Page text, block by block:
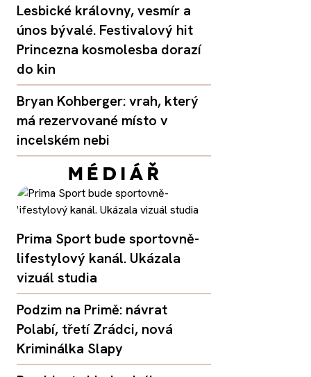
Lesbické královny, vesmír a
únos bývalé. Festivalový hit
Princezna kosmolesba dorazí
do kin
Bryan Kohberger: vrah, který
má rezervované místo v
incelském nebi
Prima Sport bude sportovně-
lifestylový kanál. Ukázala
vizuál studia
Podzim na Primě: návrat
Polabí, třetí Zrádci, nová
Kriminálka Slapy